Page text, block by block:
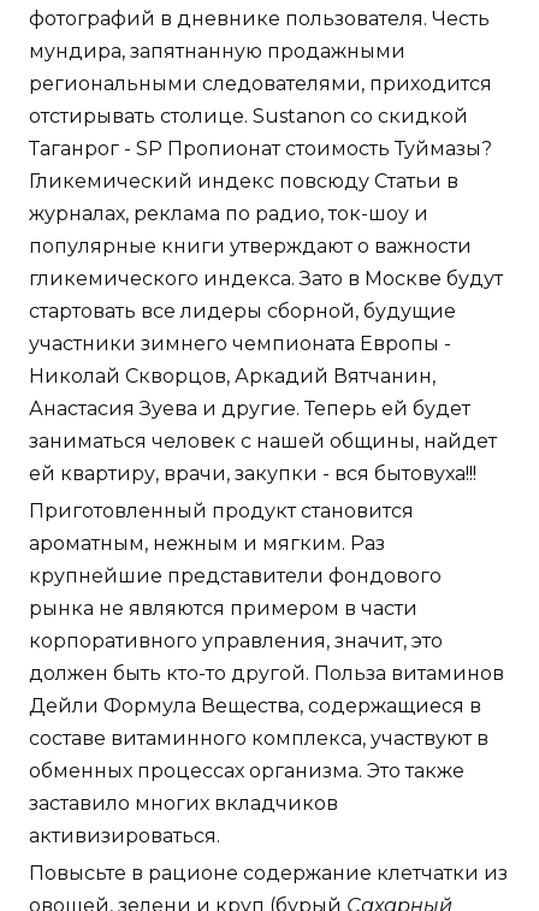
фотографий в дневнике пользователя. Честь
мундира, запятнанную продажными
региональными следователями, приходится
отстирывать столице. Sustanon со скидкой
Таганрог - SP Пропионат стоимость Туймазы?
Гликемический индекс повсюду Статьи в
журналах, реклама по радио, ток-шоу и
популярные книги утверждают о важности
гликемического индекса. Зато в Москве будут
стартовать все лидеры сборной, будущие
участники зимнего чемпионата Европы -
Николай Скворцов, Аркадий Вятчанин,
Анастасия Зуева и другие. Теперь ей будет
заниматься человек с нашей общины, найдет
ей квартиру, врачи, закупки - вся бытовуха!!!
Приготовленный продукт становится
ароматным, нежным и мягким. Раз
крупнейшие представители фондового
рынка не являются примером в части
корпоративного управления, значит, это
должен быть кто-то другой. Польза витаминов
Дейли Формула Вещества, содержащиеся в
составе витаминного комплекса, участвуют в
обменных процессах организма. Это также
заставило многих вкладчиков
активизироваться.
Повысьте в рационе содержание клетчатки из
овощей, зелени и круп (бурый Сахарный